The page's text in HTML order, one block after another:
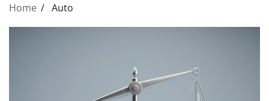
Home Auto